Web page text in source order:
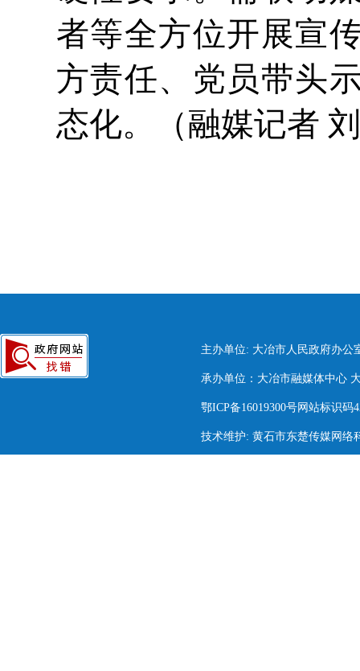
者等全方位开展宣
方责任、党员带头
态化。（融媒记者
主办单位: 大冶市人民政府办公
承办单位：大冶市融媒体中心
鄂ICP备16019300号网站标识码
技术维护: 黄石市东楚传媒网络